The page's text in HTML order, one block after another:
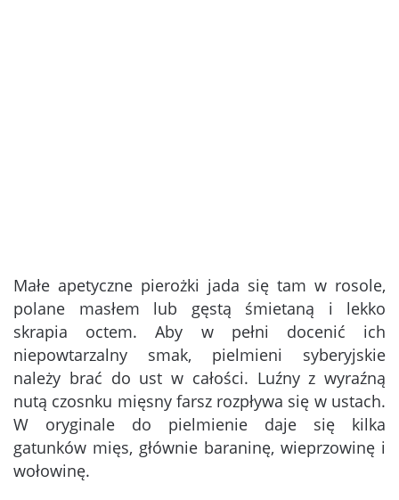
Małe apetyczne pierożki jada się tam w rosole,
polane masłem lub gęstą śmietaną i lekko
skrapia octem. Aby w pełni docenić ich
niepowtarzalny smak, pielmieni syberyjskie
należy brać do ust w całości. Luźny z wyraźną
nutą czosnku mięsny farsz rozpływa się w ustach.
W oryginale do pielmienie daje się kilka
gatunków mięs, głównie baraninę, wieprzowinę i
wołowinę.